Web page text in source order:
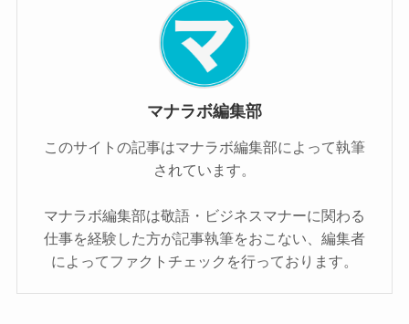
マナラボ編集部
このサイトの記事はマナラボ編集部によって執筆
されています。
マナラボ編集部は敬語・ビジネスマナーに関わる
仕事を経験した方が記事執筆をおこない、編集者
によってファクトチェックを行っております。